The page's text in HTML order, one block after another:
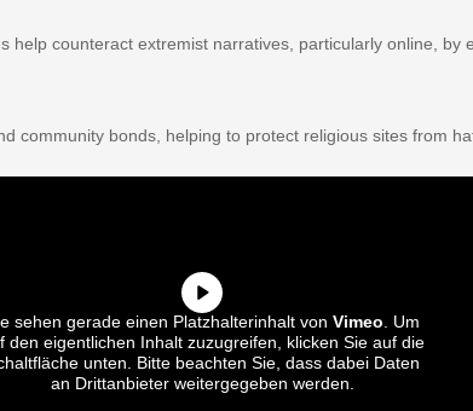
help counteract extremist narratives, particularly online,
community bonds, helping to protect religious sites from
sehen gerade einen Platzhalterinhalt von Vimeo. Um
den eigentlichen Inhalt zuzugreifen, klicken Sie auf die
unten. Bitte beachten Sie, dass dabei Daten
an Drittanbieter weitergegeben werden.